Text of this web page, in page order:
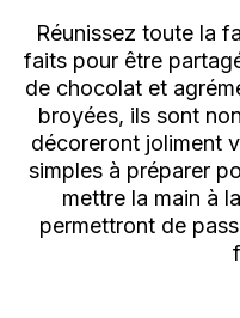
Réunissez toute la
faits pour être
de chocolat et
broyées, ils sont
décoreront joliment
simples à préparer
mettre la main à
permettront de